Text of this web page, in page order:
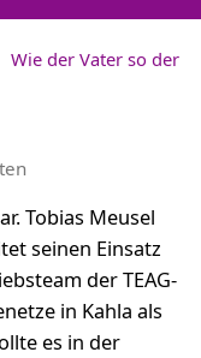
Wie der Vater so der
Tobias Meusel
seinen Einsatz
der TEAG-
in Kahla als
es in der